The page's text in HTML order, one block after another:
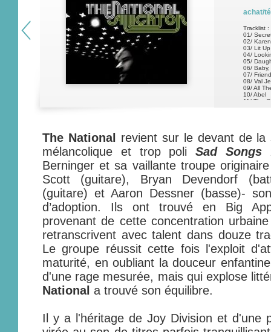
achat/
Tracklist :
01/
02/ Karen
03/ Lit Up
04/
05/
06/ Baby,
07/
08/ Val
09/ All
10/ Abel
11/ The
The National
revient sur le devant de
mélancolique et trop poliSad
Berninger et sa vaillante troupe
Scott (guitare), Bryan Devendorf
(guitare) et Aaron Dessner (basse)-
d’adoption. Ils ont trouvé en Big
provenant de cette concentration
retranscrivent avec talent dans douze
Le groupe réussit cette fois l'exploit
maturité, en oubliant la douceur
d'une rage mesurée, mais qui explose
National a trouvé son équilibre.
Il y a l'héritage de Joy Division et d'une